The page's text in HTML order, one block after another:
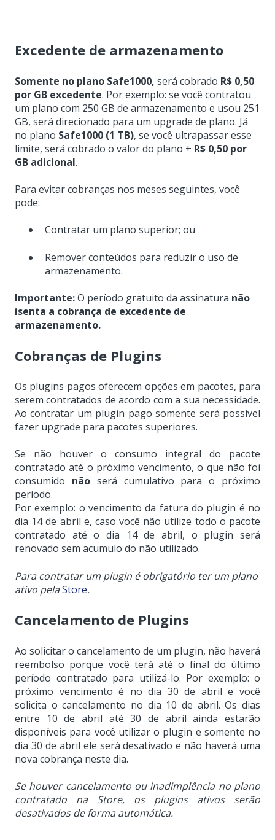
Excedente de armazenamento
Somente no plano Safe1000, será cobrado R$ 0,50
por GB excedente. Por exemplo: se você contratou
um plano com 250 GB de armazenamento e usou 251
GB, será direcionado para um upgrade de plano. Já
no plano Safe1000 (1 TB), se você ultrapassar esse
limite, será cobrado o valor do plano + R$ 0,50 por
GB adicional.
Para evitar cobranças nos meses seguintes, você
pode:
Contratar um plano superior; ou
Remover conteúdos para reduzir o uso de
armazenamento.
Importante:O período gratuito da assinatura não
isenta a cobrança de excedente de
armazenamento.
Cobranças de Plugins
Os plugins pagos oferecem opções em pacotes, para
serem contratados de acordo com a sua necessidade.
Ao contratar um plugin pago somente será possível
fazer upgrade para pacotes superiores.
Se não houver o consumo integral do pacote
contratado até o próximo vencimento, o que não foi
consumido não será cumulativo para o próximo
período.
Por exemplo: o vencimento da fatura do plugin é no
dia 14 de abril e, caso você não utilize todo o pacote
contratado até o dia 14 de abril, o plugin será
renovado sem acumulo do não utilizado.
Para contratar um plugin é obrigatório ter um plano
ativo pelaStore.
Cancelamento de Plugins
Ao solicitar o cancelamento de um plugin, não haverá
reembolso porque você terá até o final do último
período contratado para utilizá-lo. Por exemplo: o
próximo vencimento é no dia 30 de abril e você
solicita o cancelamento no dia 10 de abril. Os dias
entre 10 de abril até 30 de abril ainda estarão
disponíveis para você utilizar o plugin e somente no
dia 30 de abril ele será desativado e não haverá uma
nova cobrança neste dia.
Se houver cancelamento ou inadimplência no plano
contratado na Store, os plugins ativos serão
desativados de forma automática.